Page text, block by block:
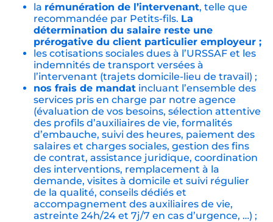
la rémunération de l’intervenant, telle que
recommandée par Petits-fils. La
détermination du salaire reste une
prérogative du client particulier employeur ;
les cotisations sociales dues à l’URSSAF et les
indemnités de transport versées à
l’intervenant (trajets domicile-lieu de travail) ;
nos frais de mandat incluant l’ensemble des
services pris en charge par notre agence
(évaluation de vos besoins, sélection attentive
des profils d’auxiliaires de vie, formalités
d’embauche, suivi des heures, paiement des
salaires et charges sociales, gestion des fins
de contrat, assistance juridique, coordination
des interventions, remplacement à la
demande, visites à domicile et suivi régulier
de la qualité, conseils dédiés et
accompagnement des auxiliaires de vie,
astreinte 24h/24 et 7j/7 en cas d’urgence, …) ;